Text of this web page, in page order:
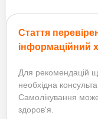
Стаття
інформаційний
Для рекомендацій
необхідна
Самолікування
здоров'я.